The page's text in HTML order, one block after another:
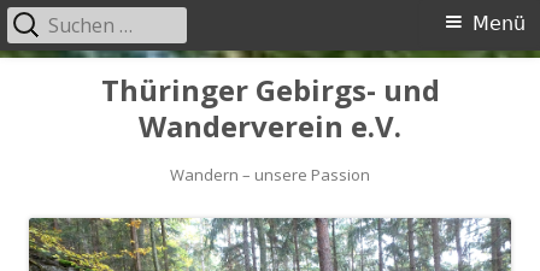
Thüringer Gebirgs- und
Wanderverein e.V.
Wandern – unsere Passion
Primäres
Menü
Suchen
nach: